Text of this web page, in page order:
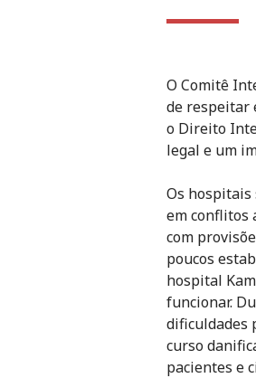
O Comitê
de respeitar
o Direito
legal e um
Os hospitais
em conflitos
com
poucos
hospital
funcionar.
dificuldades
curso
pacientes e